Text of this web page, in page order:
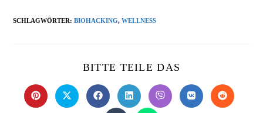
SCHLAGWÖRTER:BIOHACKING, WELLNESS
BITTE TEILE DAS